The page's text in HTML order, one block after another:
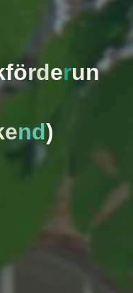
förderun
end)